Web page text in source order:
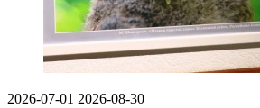
2026-07-01 2026-08-30